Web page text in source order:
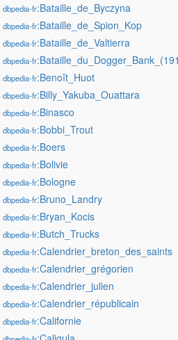
dbpedia-fr:Bataille_de_Byczyna
dbpedia-fr:Bataille_de_Spion_Kop
dbpedia-fr:Bataille_de_Valtierra
dbpedia-fr
dbpedia-fr:Benoît_Huot
dbpedia-fr:Billy_Yakuba_Ouattara
dbpedia-fr:Binasco
dbpedia-fr:Bobbi_Trout
dbpedia-fr:Boers
dbpedia-fr:Bolivie
dbpedia-fr:Bologne
dbpedia-fr:Bruno_Landry
dbpedia-fr:Bryan_Kocis
dbpedia-fr:Butch_Trucks
dbpedia-fr:Calendrier_breton_des_saints
dbpedia-fr:Calendrier_grégorien
dbpedia-fr:Calendrier_julien
dbpedia-fr:Calendrier_républicain
dbpedia-fr:Californie